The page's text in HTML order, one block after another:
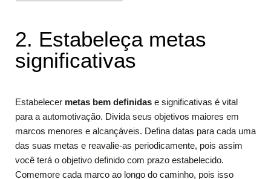
2. Estabeleça metas
significativas
Estabelecer metas bem definidas e significativas é vital
para a automotivação. Divida seus objetivos maiores em
marcos menores e alcançáveis. Defina datas para cada uma
das suas metas e reavalie-as periodicamente, pois assim
você terá o objetivo definido com prazo estabelecido.
Comemore cada marco ao longo do caminho, pois isso